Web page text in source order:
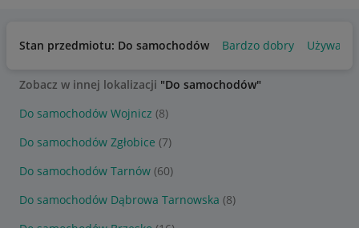
Stan przedmiotu: Do samochodów Bardzo dobry Używany
Zobacz w innej lokalizacji "Do samochodów"
Do samochodów Wojnicz (8)
Do samochodów Zgłobice (7)
Do samochodów Tarnów (60)
Do samochodów Dąbrowa Tarnowska (8)